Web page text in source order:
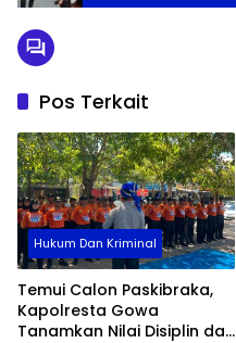
KPU
Pos Terkait
Hukum Dan Kriminal
Temui Calon Paskibraka,
Kapolresta Gowa
Tanamkan Nilai Disiplin dan